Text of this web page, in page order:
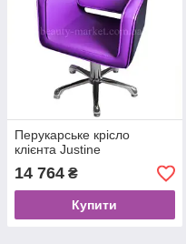
Перукарське крісло
клієнта Justine
14 764 ₴
Купити